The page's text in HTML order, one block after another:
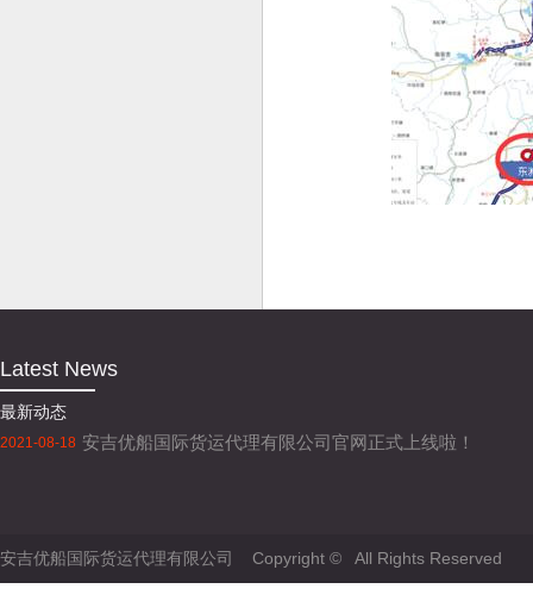
Latest News
最新动态
安吉优船国际货运代理有限公司官网正式上线啦！
2021-08-18
安吉优船国际货运代理有限公司 Copyright © All Rights Reserved